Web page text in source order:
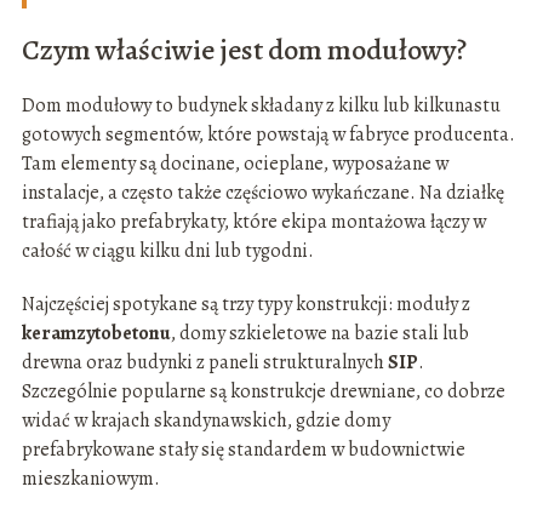
Czym właściwie jest dom modułowy?
Dom modułowy to budynek składany z kilku lub kilkunastu
gotowych segmentów, które powstają w fabryce producenta.
Tam elementy są docinane, ocieplane, wyposażane w
instalacje, a często także częściowo wykańczane. Na działkę
trafiają jako prefabrykaty, które ekipa montażowa łączy w
całość w ciągu kilku dni lub tygodni.
Najczęściej spotykane są trzy typy konstrukcji: moduły z
keramzytobetonu, domy szkieletowe na bazie stali lub
drewna oraz budynki z paneli strukturalnychSIP.
Szczególnie popularne są konstrukcje drewniane, co dobrze
widać w krajach skandynawskich, gdzie domy
prefabrykowane stały się standardem w budownictwie
mieszkaniowym.